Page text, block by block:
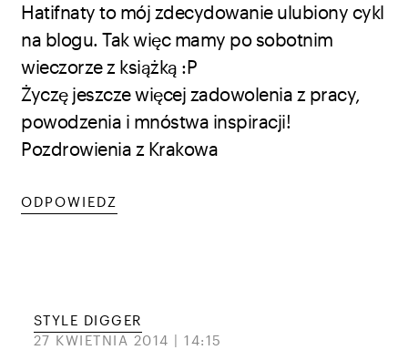
Hatifnaty to mój zdecydowanie ulubiony cykl
na blogu. Tak więc mamy po sobotnim
wieczorze z książką :P
Życzę jeszcze więcej zadowolenia z pracy,
powodzenia i mnóstwa inspiracji!
Pozdrowienia z Krakowa
ODPOWIEDZ
STYLE DIGGER
27 KWIETNIA 2014 | 14:15